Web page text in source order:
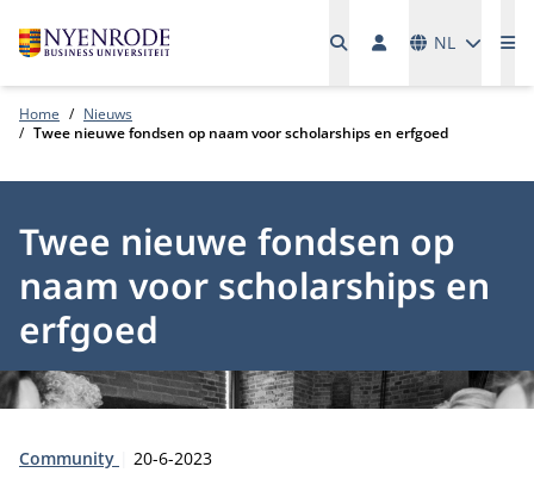
NL
Home
Nieuws
Twee nieuwe fondsen op naam voor scholarships en erfgoed
Twee nieuwe fondsen op
naam voor scholarships en
erfgoed
Type:
Community Publicatiedatum:
20-6-2023